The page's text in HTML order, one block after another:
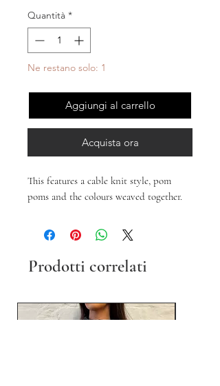
Quantità *
Ne restano solo: 1
Aggiungi al carrello
Acquista ora
This features a cable knit style, pom
poms and the colours weaved together.
Prodotti correlati